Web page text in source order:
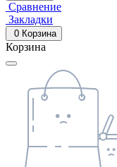
Сравнение
Закладки
0 Корзина
Корзина